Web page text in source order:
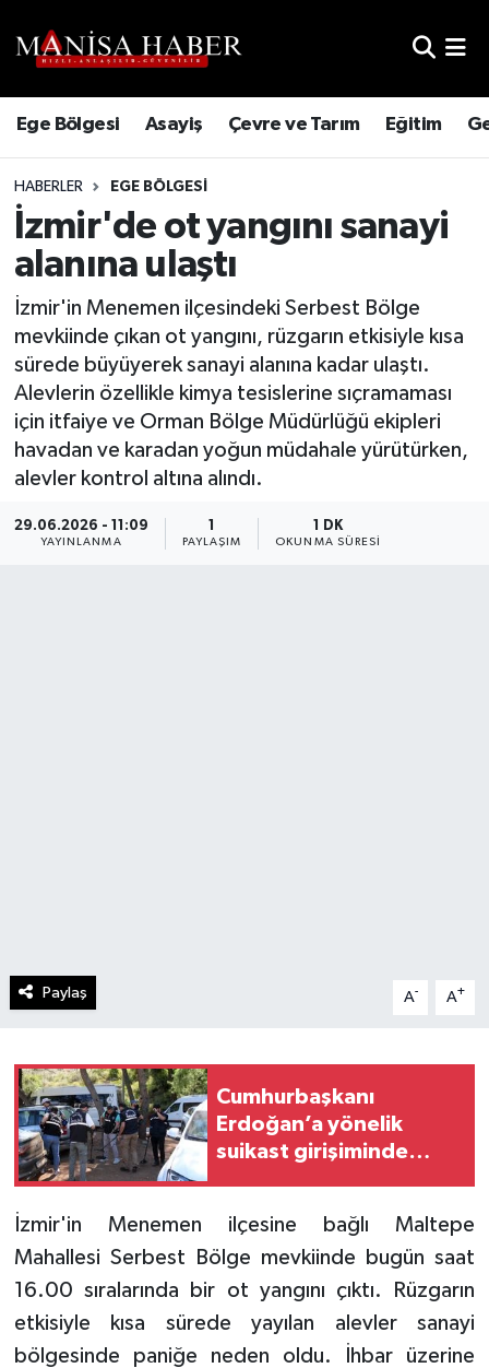
Ege Bölgesi Asayiş Çevre ve Tarım Eğitim
HABERLER EGE BÖLGESI
İzmir'de ot yangını sanayi
alanına ulaştı
İzmir'in Menemen ilçesindeki Serbest Bölge
mevkiinde çıkan ot yangını, rüzgarın etkisiyle kısa
sürede büyüyerek sanayi alanına kadar ulaştı.
Alevlerin özellikle kimya tesislerine sıçramaması
için itfaiye ve Orman Bölge Müdürlüğü ekipleri
havadan ve karadan yoğun müdahale yürütürken,
alevler kontrol altına alındı.
29.06.2026 - 11:09
YAYINLANMA
1
PAYLAŞIM
1 DK
OKUNMA SÜRESI
Paylaş A- A+
Cumhurbaşkanı
Erdoğan’a yönelik
suikast girişiminde
Marmaris’te yer
gösteriyor
İzmir'in Menemen ilçesine bağlı Maltepe
Mahallesi Serbest Bölge mevkiinde bugün saat
16.00 sıralarında bir ot yangını çıktı. Rüzgarın
etkisiyle kısa sürede yayılan alevler sanayi
bölgesinde paniğe neden oldu. İhbar üzerine
Trafik Durumu
Süper Lig Puan Durumu ve Fikstür
Tüm Manşetler
Son Dakika Haberleri
Haber Arşivi